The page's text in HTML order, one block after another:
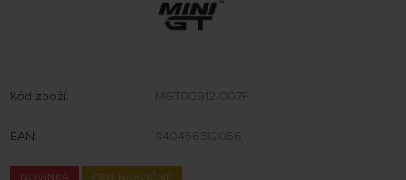
Kód zboží: MGT00912-007F
EAN: 840456312056
NOVINKA PRO NÁROČNÉ